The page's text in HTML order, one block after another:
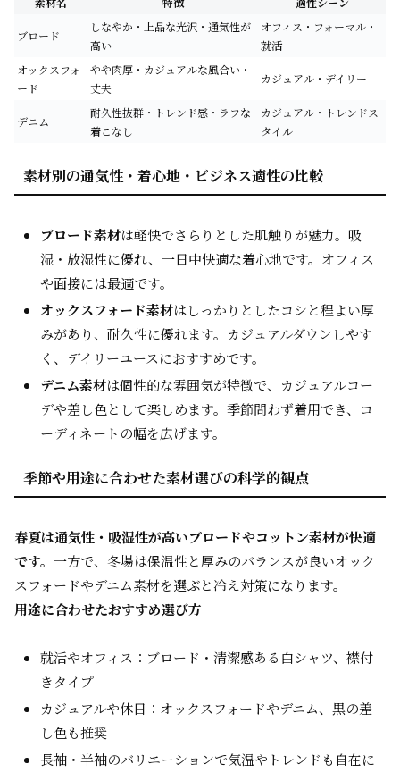
ブロード
しなやか・上品な光沢・通気性が
高い
オフィス・フォーマル・
就活
オックスフォ
ード
やや肉厚・カジュアルな風合い・
丈夫
カジュアル・デイリー
デニム
耐久性抜群・トレンド感・ラフな
着こなし
カジュアル・トレンドス
タイル
素材別の通気性・着心地・ビジネス適性の比較
ブロード素材は軽快でさらりとした肌触りが魅力。吸
湿・放湿性に優れ、一日中快適な着心地です。オフィス
や面接には最適です。
オックスフォード素材はしっかりとしたコシと程よい厚
みがあり、耐久性に優れます。カジュアルダウンしやす
く、デイリーユースにおすすめです。
デニム素材は個性的な雰囲気が特徴で、カジュアルコー
デや差し色として楽しめます。季節問わず着用でき、コ
ーディネートの幅を広げます。
季節や用途に合わせた素材選びの科学的観点
春夏は通気性・吸湿性が高いブロードやコットン素材が快適
です。 一方で、冬場は保温性と厚みのバランスが良いオック
スフォードやデニム素材を選ぶと冷え対策になります。
用途に合わせたおすすめ選び方
就活やオフィス：ブロード・清潔感ある白シャツ、襟付
きタイプ
カジュアルや休日：オックスフォードやデニム、黒の差
し色も推奨
長袖・半袖のバリエーションで気温やトレンドも自在に